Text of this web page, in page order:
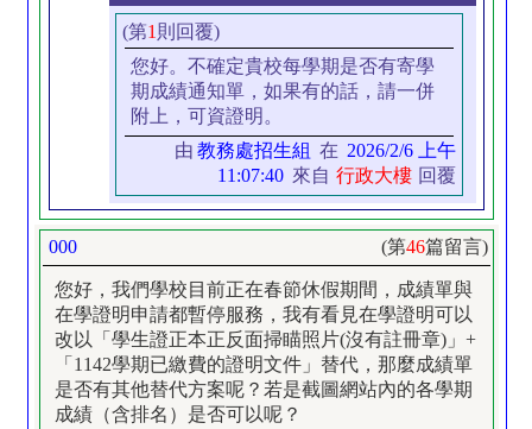
(第1 則回覆)
您好。不確定貴校每學期是否有寄學
期成績通知單，如果有的話，請一併
附上，可資證明。
由 教務處招生組 在 2026/2/6 上午
11:07:40 來自 行政大樓 回覆
000 (第46篇留言)
您好，我們學校目前正在春節休假期間，成績單與
在學證明申請都暫停服務，我有看見在學證明可以
改以「學生證正本正反面掃瞄照片(沒有註冊章)」+
「1142學期已繳費的證明文件」替代，那麼成績單
是否有其他替代方案呢？若是截圖網站內的各學期
成績（含排名）是否可以呢？